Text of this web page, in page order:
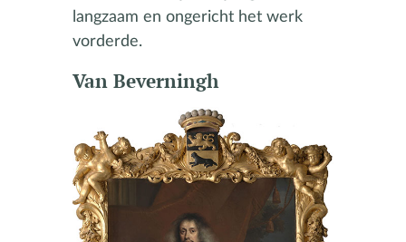
langzaam en ongericht het werk
vorderde.
Van Beverningh